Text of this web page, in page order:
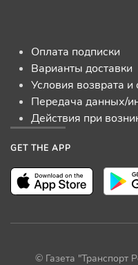
Оплата подписки
Варианты доставки
Условия возврата и
Передача данных/
Действия при
GET THE APP
© Газета "Транспорт